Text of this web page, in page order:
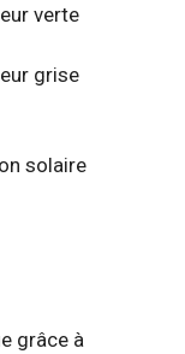
verte
grise
solaire
grâce à